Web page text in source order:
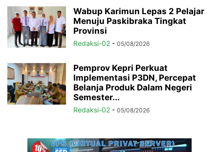
Wabup Karimun Lepas 2 Pelajar
Menuju Paskibraka Tingkat
Provinsi
Redaksi-02 - 05/08/2026
Pemprov Kepri Perkuat
Implementasi P3DN, Percepat
Belanja Produk Dalam Negeri
Semester...
Redaksi-02 - 05/08/2026